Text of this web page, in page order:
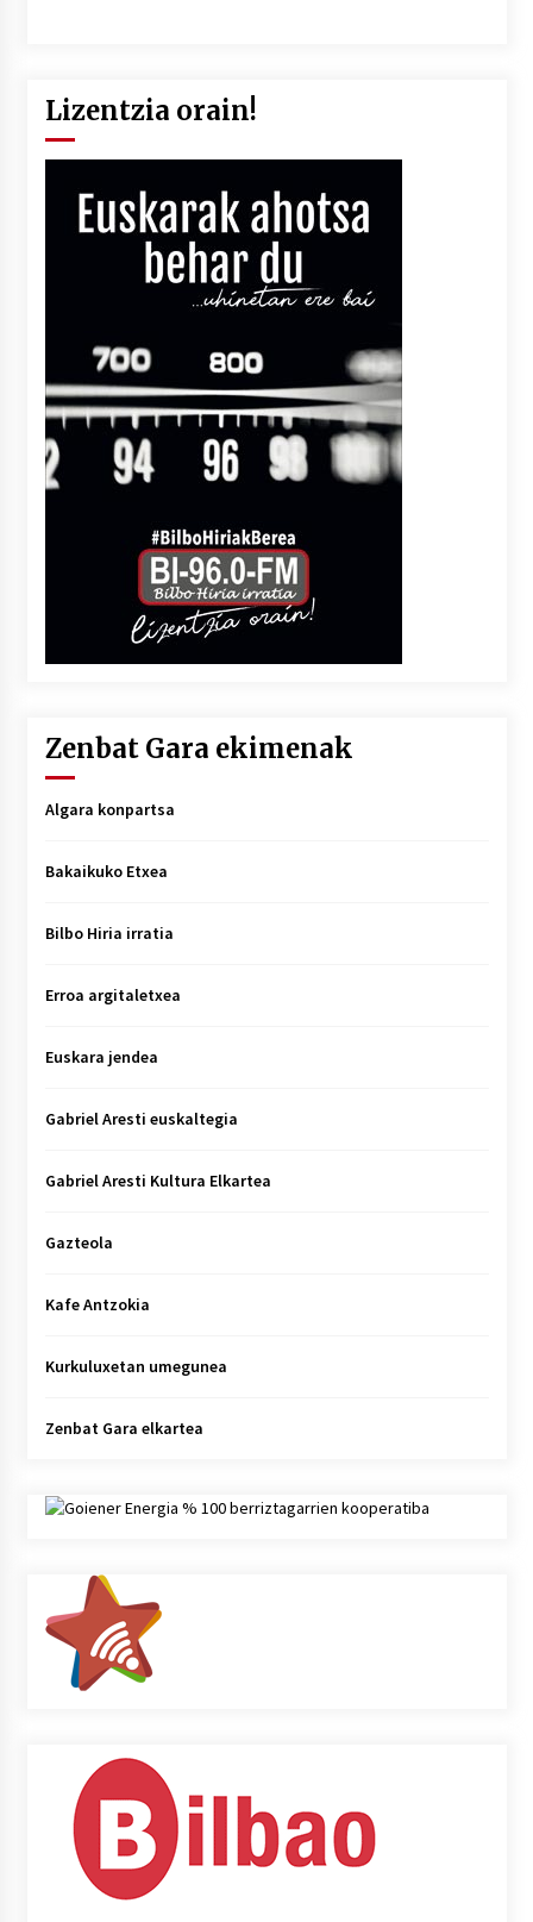
Lizentzia orain!
Zenbat Gara ekimenak
Algara konpartsa
Bakaikuko Etxea
Bilbo Hiria irratia
Erroa argitaletxea
Euskara jendea
Gabriel Aresti euskaltegia
Gabriel Aresti Kultura Elkartea
Gazteola
Kafe Antzokia
Kurkuluxetan umegunea
Zenbat Gara elkartea